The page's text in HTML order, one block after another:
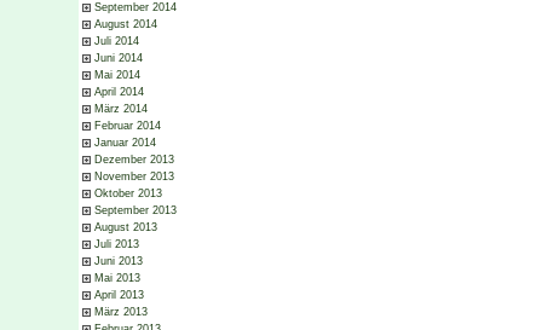
September 2014
August 2014
Juli 2014
Juni 2014
Mai 2014
April 2014
März 2014
Februar 2014
Januar 2014
Dezember 2013
November 2013
Oktober 2013
September 2013
August 2013
Juli 2013
Juni 2013
Mai 2013
April 2013
März 2013